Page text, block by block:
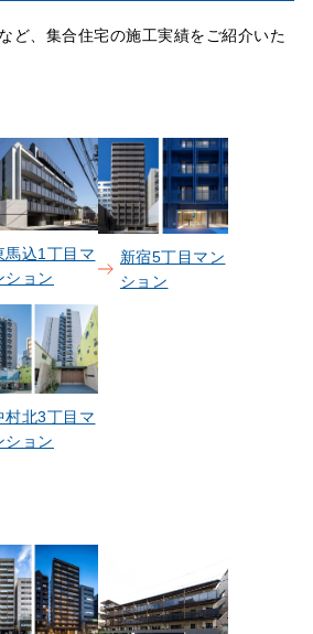
ど、集合住宅の施工実績をご紹介いた
馬込1丁目マ
ション
新宿5丁目マン
ション
村北3丁目マ
ション